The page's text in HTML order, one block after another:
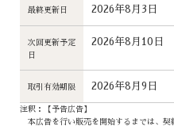
最終更新日 2026年8月3日
次回更新予定
日
2026年8月10日
取引有効期限 2026年8月9日
注釈：【予告広告】
本広告を行い販売を開始するまでは、